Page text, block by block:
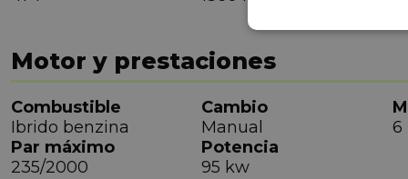
Motor y prestaciones
Combustible
Ibrido benzina
Cambio
Manual
6
Par máximo
235/2000
Potencia
95 kw